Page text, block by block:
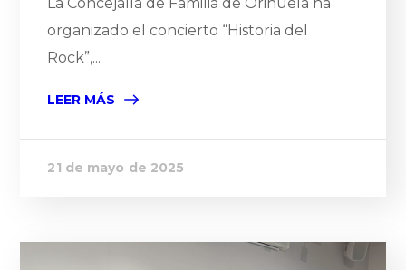
organizado el concierto “Historia del
Rock”,...
LEER MÁS
21 de mayo de 2025